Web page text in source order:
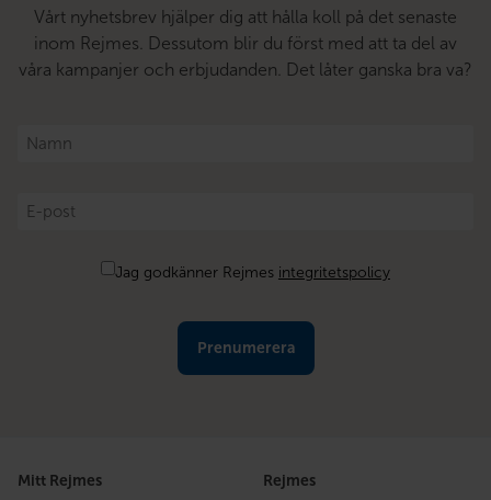
Vårt nyhetsbrev hjälper dig att hålla koll på det senaste
inom Rejmes. Dessutom blir du först med att ta del av
våra kampanjer och erbjudanden. Det låter ganska bra va?
Namn
E-
post
Jag godkänner Rejmes integritetspolicy
Mitt Rejmes Rejmes